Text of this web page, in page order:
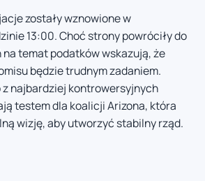
zostały wznowione w
13:00. Choć strony powróciły do
na temat podatków wskazują, że
będzie trudnym zadaniem.
z najbardziej kontrowersyjnych
testem dla koalicji Arizona, która
wizję, aby utworzyć stabilny rząd.